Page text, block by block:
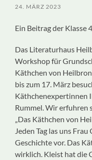
24. MÄRZ 2023
Ein Beitrag der Klasse
Das Literaturhaus
Workshop für
Käthchen von
bis zum 17. März
Käthchenexpertinnen
Rummel. Wir erfuhren
„Das Käthchen von
Jeden Tag las uns
Geschichte vor. Das
wirklich. Kleist hat die